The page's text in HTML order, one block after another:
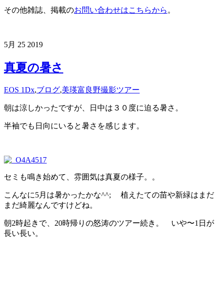
その他雑誌、掲載のお問い合わせはこちらから 。
5月 25 2019
真夏の暑さ
EOS 1Dx,ブログ,美瑛富良野撮影ツアー
朝は涼しかったですが、日中は３０度に迫る暑さ。
半袖でも日向にいると暑さを感じます。
セミも鳴き始めて、雰囲気は真夏の様子。。
こんなに5月は暑かったかな^^; 植えたての苗や新緑はまだ
まだ綺麗なんですけどね。
朝2時起きで、20時帰りの怒涛のツアー続き。 いや〜1日が
長い長い。